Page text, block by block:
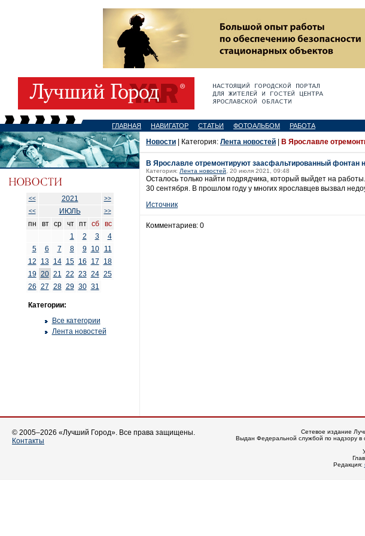
ГЛАВНАЯ НАВИГАТОР СТАТЬИ ФОТОАЛЬБОМ РАБОТА
<< 2021
>>
<<
ИЮЛЬ >>
пн вт ср чт пт сб
вс
1
2 3
4
5
6 7 8 9 10
11
12
13 14 15 16 17
18
19 20 21 22 23 24 25
26 27 28 29 30 31
Категории:
Все категории
Лента новостей
Новости | Категория: Лента новостей В Ярославле
В Ярославле отремонтируют заасфальтированный фонтан
Категория: Лента новостей , 20 июля 2021, 09:48
Осталось только найти подрядчика, который выйдет на
30 сентября. В прошлом году у многих ярославцев вызвал
Источник
Комментариев: 0
© 2005–2026 «Лучший Город». Все права защищены.
Контакты
Сетевое издание
Выдан Федеральной службой по надзору в
Редакция: